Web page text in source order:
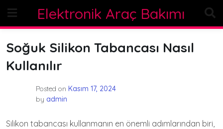
content
Elektronik Araç Bakımı
Soğuk Silikon Tabancası Nasıl
Kullanılır
Posted on Kasım 17, 2024
by admin
Silikon tabancası kullanmanın en önemli adımlarından biri,